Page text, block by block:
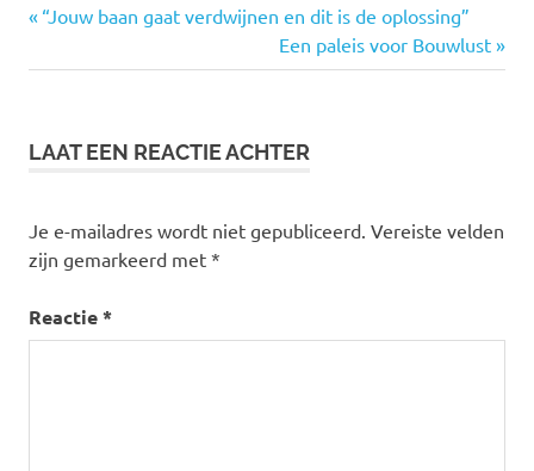
s-
haag
Bericht
navigatie
Vorige
“Jouw baan gaat verdwijnen en dit is de oplossing”
Volgende
bericht:
Een paleis voor Bouwlust
LAAT EEN REACTIE ACHTER
Je e-mailadres wordt niet gepubliceerd. Vereiste velden
zijn gemarkeerd met *
Reactie*